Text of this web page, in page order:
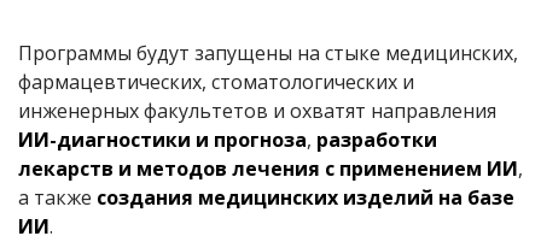
Программы будут запущены на стыке медицинских,
фармацевтических, стоматологических и
инженерных факультетов и охватят направления
ИИ-диагностики и прогноза, разработки
лекарств и методов лечения с применением ИИ,
а также создания медицинских изделий на базе
ИИ.